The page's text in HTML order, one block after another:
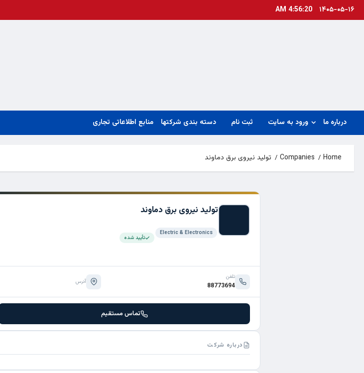
Skip۱۴۰۵-۰۵-۱۶ 4:56:21 AM
درباره ما ورود به سایت ثبت نام دسته بندی شرکتها منابع اطلاعاتی تجاری
Home
Companies تولید نیروی برق دماوند
تولید نیروی برق دماوند
Electric & Electronics
تأیید شده
تلفن
88773694 آدرس
تماس مستقیم
درباره شرکت